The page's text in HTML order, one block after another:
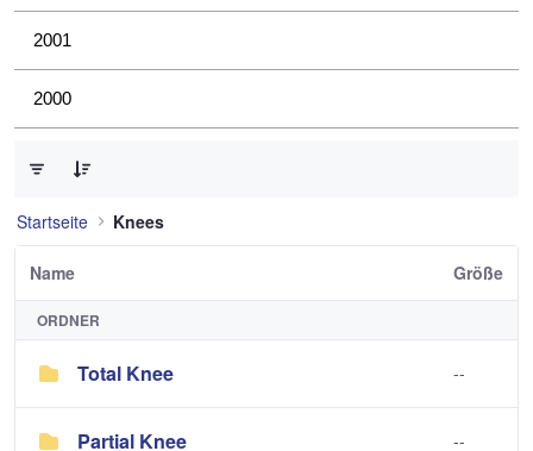
2001
2000
Startseite Knees
Name Größe
ORDNER
Total Knee --
Partial Knee --